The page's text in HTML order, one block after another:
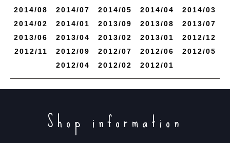
2014/
8 2014/ 7 2014/ 5 2014/ 4 2014/
3
2014/
2 2014/ 1 2013/ 9 2013/ 8 2013/
7
2013/
6 2013/ 4 2013/ 2 2013/ 1 2012/12
2012/11 2012/ 9 2012/ 7 2012/ 6 2012/
5
2012/
4 2012/ 2 2012/ 1
Shop information